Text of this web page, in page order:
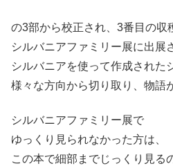
の3部から校正され、3番目の収
シルバニアファミリー展に出展
シルバニアを使って作成された
様々な方向から切り取り、物語
シルバニアファミリー展で
ゆっくり見られなかった方は、
この本で細部までじっくり見る